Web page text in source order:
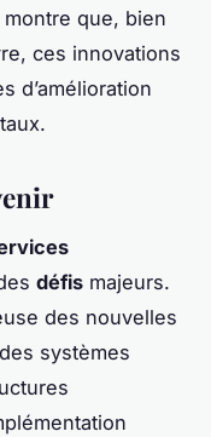
que, bien
ces innovations
d’amélioration
défis majeurs.
des nouvelles
systèmes